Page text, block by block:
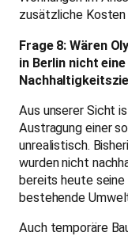
zusätzliche Kosten
Frage 8: Wären
in Berlin nicht
Aus unserer Sicht
Austragung einer
unrealistisch.
wurden nicht
bereits heute seine
bestehende
Auch temporäre